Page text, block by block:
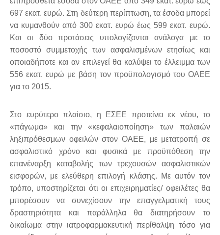
697 εκατ. ευρώ. Στη δεύτερη περίπτωση, τα έσοδα μπορεί
να κυμανθούν από 300 εκατ. ευρώ έως 599 εκατ. ευρώ.
Και οι δύο προτάσεις υπολογίζονται ανάλογα με το
ποσοστό συμμετοχής των ασφαλισμένων ετησίως και
οποιαδήποτε και αν επιλεγεί θα καλύψει το έλλειμμα των
556 εκατ. ευρώ με βάση τον προϋπολογισμό του ΟΑΕΕ
για το 2015.
Στο ευρύτερο πλαίσιο, η ΕΣΕΕ προτείνει εκ νέου, το
«πάγωμα» και την «κεφαλαιοποίηση» των παλαιών
ληξιπρόθεσμων οφειλών στον ΟΑΕΕ, με μετατροπή σε
ασφαλιστικό χρόνο και φυσικά με προϋπόθεση την
επανέναρξη καταβολής των τρεχουσών ασφαλιστικών
εισφορών, με ελεύθερη επιλογή κλάσης. Με αυτόν τον
τρόπο, υποστηρίζεται ότι οι επιχειρηματίες/ οφειλέτες θα
μπορέσουν να συνεχίσουν την επαγγελματική τους
δραστηριότητα και παράλληλα θα διατηρήσουν το
δικαίωμα στην ιατροφαρμακευτική περίθαλψη τόσο για